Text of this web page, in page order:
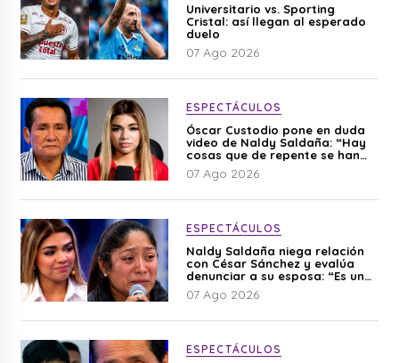
Universitario vs. Sporting
Cristal: así llegan al esperado
duelo
07 Ago 2026
ESPECTÁCULOS
Óscar Custodio pone en duda
video de Naldy Saldaña: “Hay
cosas que de repente se han
editado”
07 Ago 2026
ESPECTÁCULOS
Naldy Saldaña niega relación
con César Sánchez y evalúa
denunciar a su esposa: “Es una
difamación”
07 Ago 2026
ESPECTÁCULOS